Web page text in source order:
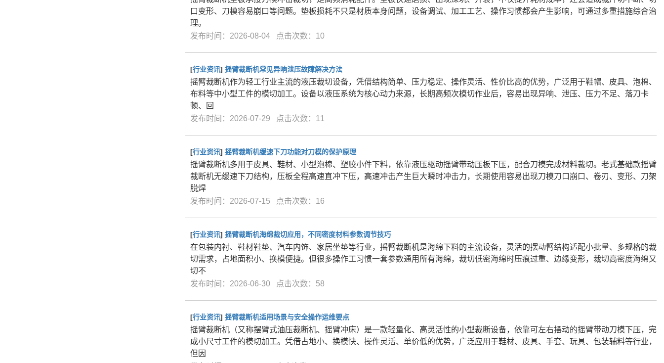
口变形、刀模容易崩口等问题。垫板损耗不只是材质本身问题，设备调试、加工工艺、操作习惯都会产生影响，可通过多重措施综合治
理。
发布时间：2026-08-04 点击次数：10
[行业资讯] 摇臂裁断机常见异响泄压故障解决方法
摇臂裁断机作为轻工行业主流的液压裁切设备，凭借结构简单、压力稳定、操作灵活、性价比高的优势，广泛用于鞋帽、皮具、泡棉、
布料等中小型工件的模切加工。设备以液压系统为核心动力来源，长期高频次模切作业后，容易出现异响、泄压、压力不足、落刀卡
顿、回
发布时间：2026-07-29 点击次数：11
[行业资讯] 摇臂裁断机缓速下刀功能对刀模的保护原理
摇臂裁断机多用于皮具、鞋材、小型泡棉、塑胶小件下料，依靠液压驱动摇臂带动压板下压，配合刀模完成材料裁切。老式基础款摇臂
裁断机无缓速下刀结构，压板全程高速直冲下压，高速冲击产生巨大瞬时冲击力，长期使用容易出现刀模刀口崩口、卷刃、变形、刀架
脱焊
发布时间：2026-07-15 点击次数：16
[行业资讯] 摇臂裁断机海绵裁切应用，不同密度材料参数调节技巧
在包装内衬、鞋材鞋垫、汽车内饰、家居坐垫等行业，摇臂裁断机是海绵下料的主流设备，灵活的摆动臂结构适配小批量、多规格的裁
切需求，占地面积小、换模便捷。但很多操作工习惯一套参数通用所有海绵，裁切低密海绵时压痕过重、边缘变形，裁切高密度海绵又
切不
发布时间：2026-06-30 点击次数：58
[行业资讯] 摇臂裁断机适用场景与安全操作运维要点
摇臂裁断机（又称摆臂式油压裁断机、摇臂冲床）是一款轻量化、高灵活性的小型裁断设备，依靠可左右摆动的摇臂带动刀模下压，完
成小尺寸工件的模切加工。凭借占地小、换模快、操作灵活、单价低的优势，广泛应用于鞋材、皮具、手套、玩具、包装辅料等行业，
但因